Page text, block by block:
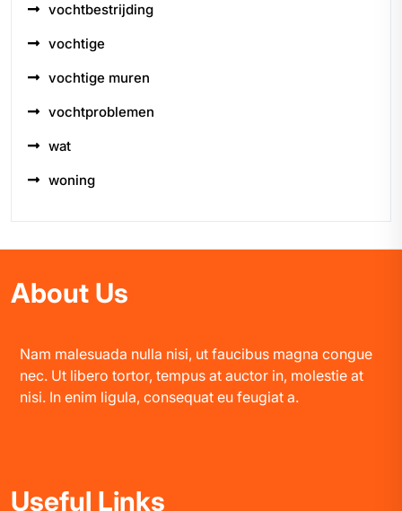
vochtbestrijding
vochtige
vochtige muren
vochtproblemen
wat
woning
About Us
Nam malesuada nulla nisi, ut faucibus magna congue
nec. Ut libero tortor, tempus at auctor in, molestie at
nisi. In enim ligula, consequat eu feugiat a.
Useful Links